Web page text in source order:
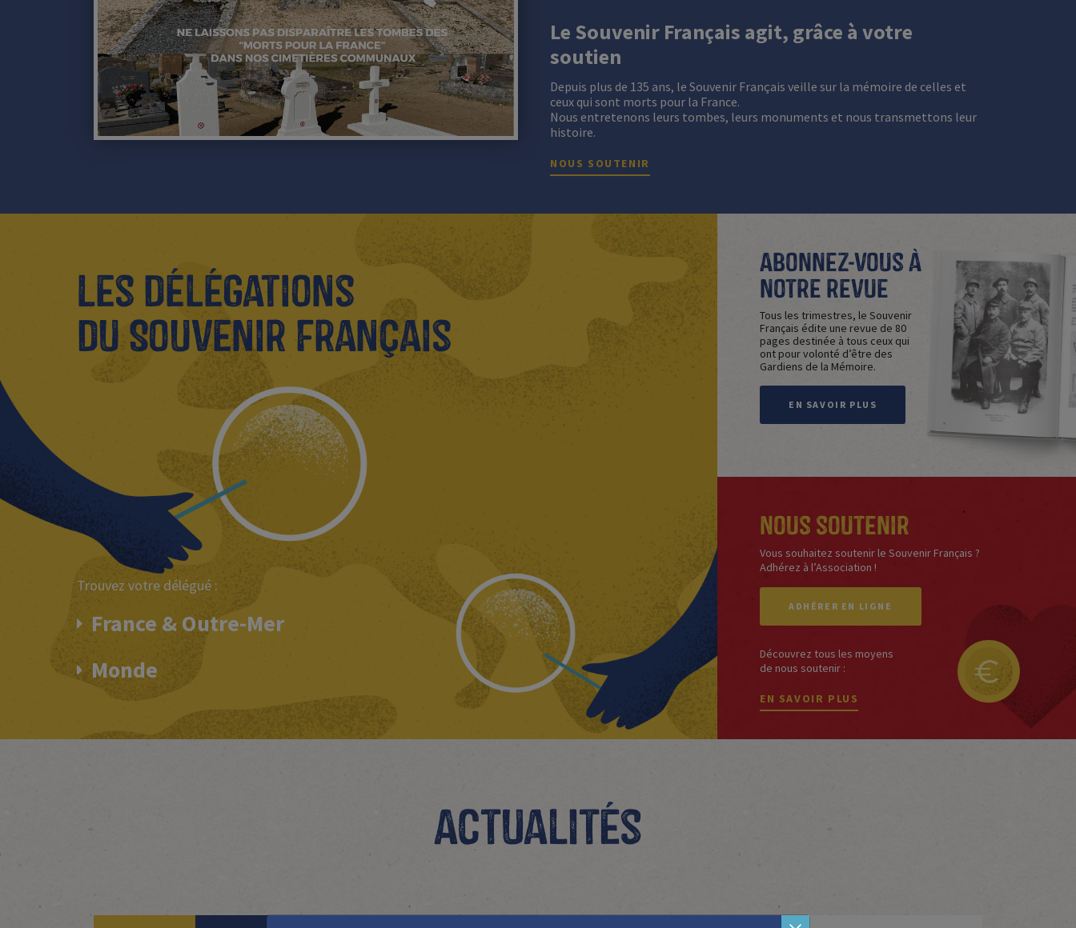
Le Souvenir Français agit, grâce à votre
soutien
Depuis plus de 135 ans, le Souvenir Français veille sur la mémoire de celles et
ceux qui sont morts pour la France.
Nous entretenons leurs tombes, leurs monuments et nous transmettons leur
histoire.
NOUS SOUTENIR
Les délégations
du Souvenir Français
Trouvez votre délégué :
France & Outre-Mer
Monde
Abonnez-vous à
notre revue
Tous les trimestres, le Souvenir
Français édite une revue de 80
pages destinée à tous ceux qui
ont pour volonté d’être des
Gardiens de la Mémoire.
EN SAVOIR PLUS
Nous soutenir
Vous souhaitez soutenir le Souvenir Français ?
Adhérez à l’Association !
ADHÉRER EN LIGNE
Découvrez tous les moyens
de nous soutenir :
EN SAVOIR PLUS
Actualités